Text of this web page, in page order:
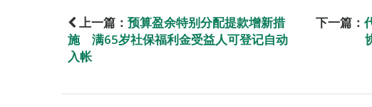
上一篇： 预算盈余特别分配提款增新措
施 满65岁社保福利金受益人可登记自动
入帐
下一篇：